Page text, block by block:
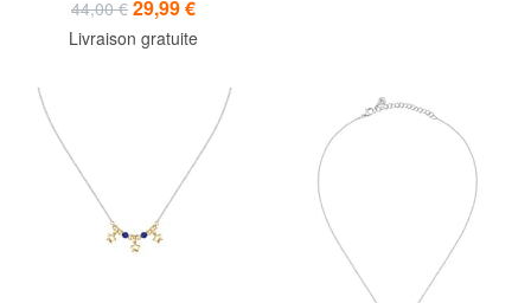
44,00 € 29,99 €
Livraison gratuite